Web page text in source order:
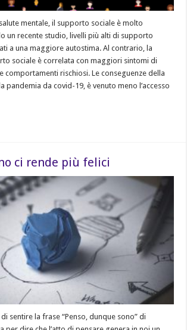
mentale, il supporto sociale è molto
un recente studio, livelli più alti di supporto
a una maggiore autostima. Al contrario, la
sociale è correlata con maggiori sintomi di
comportamenti rischiosi. Le conseguenze della
pandemia da covid-19, è venuto meno l’accesso
ci rende più felici
sentire la frase “Penso, dunque sono” di